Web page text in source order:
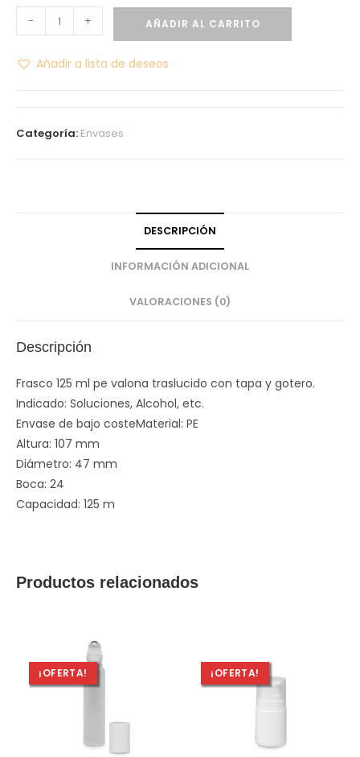
- + AÑADIR AL CARRITO
Añadir a lista de deseos
Categoría: Envases
DESCRIPCIÓN
INFORMACIÓN ADICIONAL
VALORACIONES (0)
Descripción
Frasco 125 ml pe valona traslucido con tapa y gotero.
Indicado: Soluciones, Alcohol, etc.
Envase de bajo costeMaterial: PE
Altura: 107 mm
Diámetro: 47 mm
Boca: 24
Capacidad: 125 m
Productos relacionados
¡OFERTA! ¡OFERTA!